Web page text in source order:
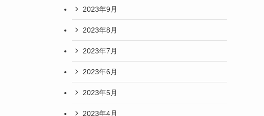
2023年9月
2023年8月
2023年7月
2023年6月
2023年5月
2023年4月